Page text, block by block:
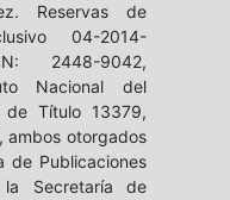
Reservas de
04-2014-
2448-9042,
Nacional del
Título 13379,
ambos otorgados
de Publicaciones
Secretaría de